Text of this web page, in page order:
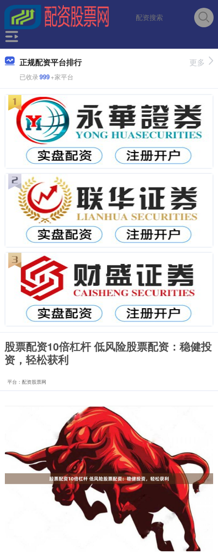
正规配资平台排行
已收录999+家平台
更多
股票配资10倍杠杆 低风险股票配资：稳健投
资，轻松获利
平台：配资股票网